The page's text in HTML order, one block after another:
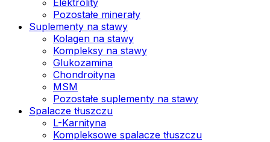
Pozostałe minerały
Suplementy na stawy
Kolagen na stawy
Kompleksy na stawy
Glukozamina
Chondroityna
MSM
Pozostałe suplementy na stawy
Spalacze tłuszczu
L-Karnityna
Kompleksowe spalacze tłuszczu